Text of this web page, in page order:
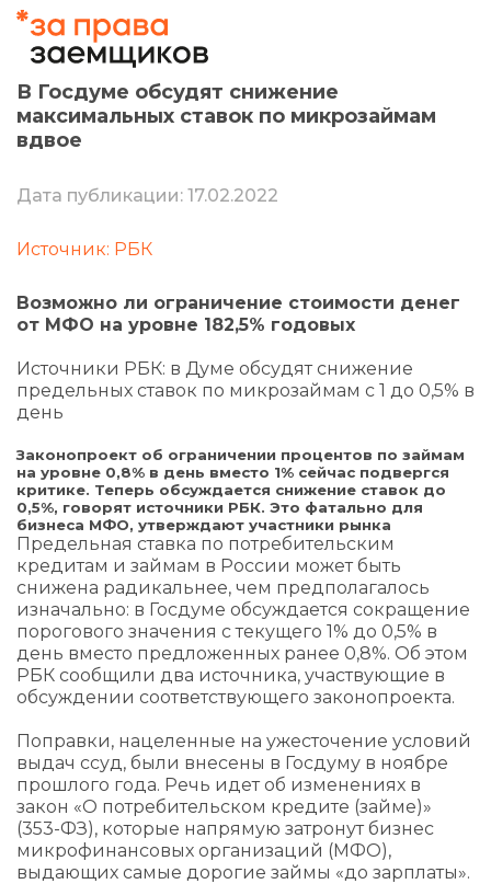
В Госдуме обсудят снижение
максимальных ставок по микрозаймам
вдвое
Дата публикации: 17.02.2022
Источник: РБК
Возможно ли ограничение стоимости денег
от МФО на уровне 182,5% годовых
Источники РБК: в Думе обсудят снижение
предельных ставок по микрозаймам с 1 до 0,5% в
день
Законопроект об ограничении процентов по займам
на уровне 0,8% в день вместо 1% сейчас подвергся
критике. Теперь обсуждается снижение ставок до
0,5%, говорят источники РБК. Это фатально для
бизнеса МФО, утверждают участники рынка
Предельная ставка по потребительским
кредитам и займам в России может быть
снижена радикальнее, чем предполагалось
изначально: в Госдуме обсуждается сокращение
порогового значения с текущего 1% до 0,5% в
день вместо предложенных ранее 0,8%. Об этом
РБК сообщили два источника, участвующие в
обсуждении соответствующего законопроекта.
Поправки, нацеленные на ужесточение условий
выдач ссуд, были внесены в Госдуму в ноябре
прошлого года. Речь идет об изменениях в
закон «О потребительском кредите (займе)»
(353-ФЗ), которые напрямую затронут бизнес
микрофинансовых организаций (МФО),
выдающих самые дорогие займы «до зарплаты».